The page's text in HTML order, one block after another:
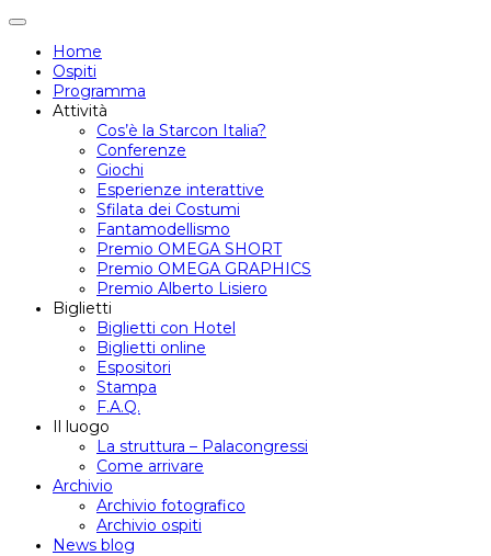
Attiva/disattiva
navigazione
Home
Ospiti
Programma
Attività
Cos’è la Starcon Italia?
Conferenze
Giochi
Esperienze interattive
Sfilata dei Costumi
Fantamodellismo
Premio OMEGA SHORT
Premio OMEGA GRAPHICS
Premio Alberto Lisiero
Biglietti
Biglietti con Hotel
Biglietti online
Espositori
Stampa
F.A.Q.
Il luogo
La struttura – Palacongressi
Come arrivare
Archivio
Archivio fotografico
Archivio ospiti
News blog